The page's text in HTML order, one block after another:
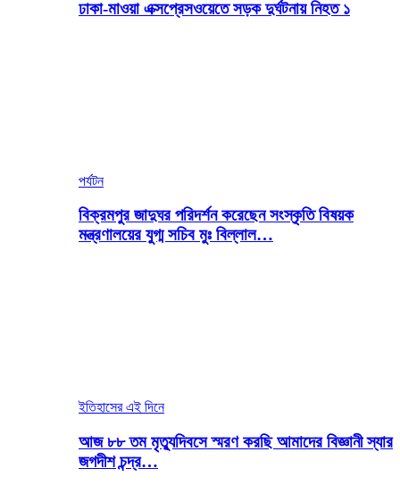
ঢাকা-মাওয়া এক্সপ্রেসওয়েতে সড়ক দুর্ঘটনায় নিহত ১
পর্যটন
বিক্রমপুর জাদুঘর পরিদর্শন করেছেন সংস্কৃতি বিষয়ক
মন্ত্রণালয়ের যুগ্ম সচিব মুঃ বিল্লাল…
ইতিহাসের এই দিনে
আজ ৮৮ তম মৃত্যুদিবসে স্মরণ করছি আমাদের বিজ্ঞানী স্যার
জগদীশ চন্দ্র…